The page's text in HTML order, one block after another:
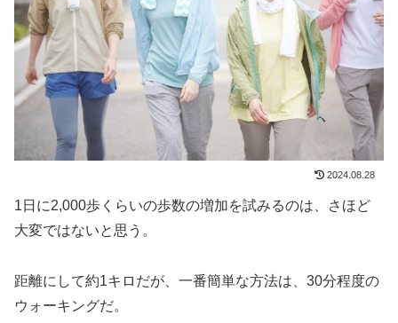
2024.08.28
1日に2,000歩くらいの歩数の増加を試みるのは、さほど
大変ではないと思う。
距離にして約1キロだが、一番簡単な方法は、30分程度の
ウォーキングだ。